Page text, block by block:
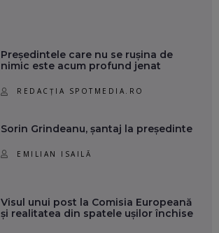
Președintele care nu se rușina de
nimic este acum profund jenat
REDACȚIA SPOTMEDIA.RO
Sorin Grindeanu, șantaj la președinte
EMILIAN ISAILĂ
Visul unui post la Comisia Europeană
și realitatea din spatele ușilor închise